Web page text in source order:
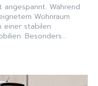
angespannt. Während
Wohnraum
einer stabilen
Besonders...